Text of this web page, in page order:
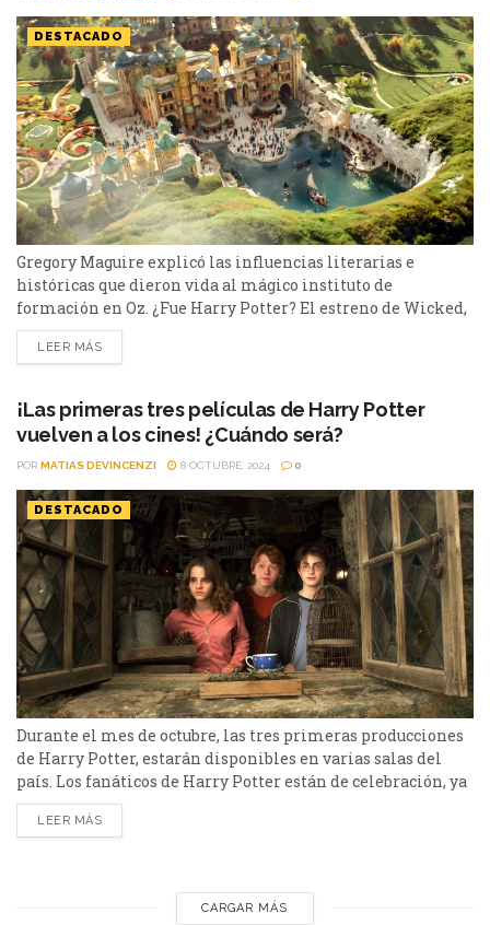
DESTACADO
Gregory Maguire explicó las influencias literarias e
históricas que dieron vida al mágico instituto de
formación en Oz. ¿Fue Harry Potter? El estreno de Wicked,
con Cynthia Erivo y Ariana Grande, generó gran
expectativa, especialmente en torno a Shiz University, el
con Hogwarts, Gregory Maguire, autor del libro original, fue
categórico:...
LEER MÁS
¡Las primeras tres películas de Harry Potter
vuelven a los cines! ¿Cuándo será?
POR MATIAS DEVINCENZI 8 OCTUBRE, 2024 0
DESTACADO
Durante el mes de octubre, las tres primeras producciones
de Harry Potter, estarán disponibles en varias salas del
país. Los fanáticos de Harry Potter están de celebración, ya
que las primeras tres películas de la saga, que marcó a toda
una generación, vuelven a los cines para revivir la emoción
LEER MÁS
CARGAR MÁS